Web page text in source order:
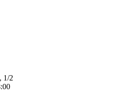
1/2